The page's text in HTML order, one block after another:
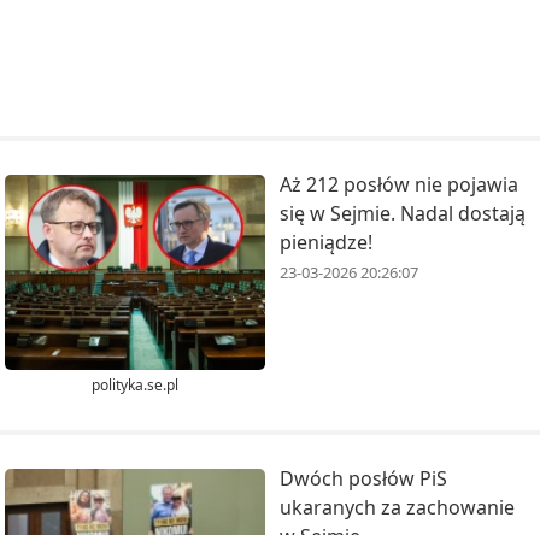
polityka.se.pl
Aż 212 posłów nie pojawia
się w Sejmie. Nadal dostają
pieniądze!
23-03-2026 20:26:07
Dwóch posłów PiS
ukaranych za zachowanie